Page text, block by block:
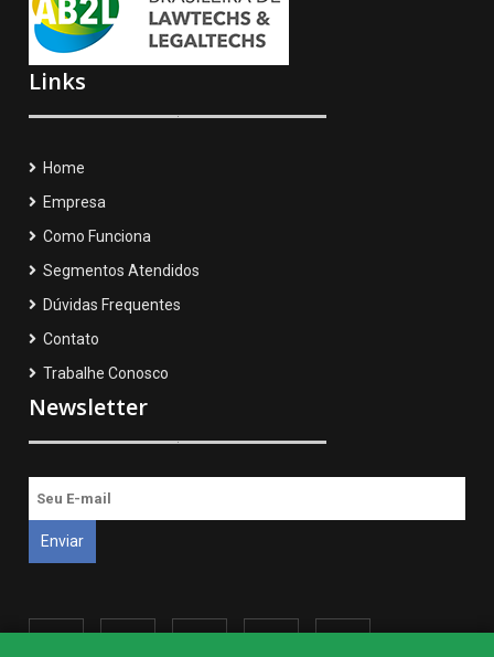
Links
Home
Empresa
Como Funciona
Segmentos Atendidos
Dúvidas Frequentes
Contato
Trabalhe Conosco
Newsletter